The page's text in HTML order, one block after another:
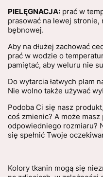
PIELĘGNACJA: prać w
prasować na lewej stronie,
bębnowej.
Aby na dłużej zachować
prać w wodzie o
pamiętać, aby weluru nie
Do wytarcia łatwych plam
Nie wolno także używać
Podoba Ci się nasz
coś zmienic? A może
odpowiedniego rozmiaru?
się spełnić Twoje
Kolory tkanin mogą się